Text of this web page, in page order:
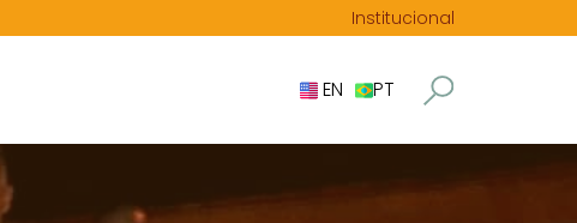
Institucional
EN PT